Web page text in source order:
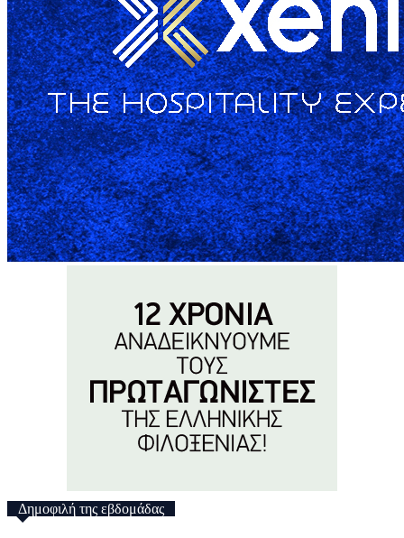
Δημοφιλή της εβδομάδας